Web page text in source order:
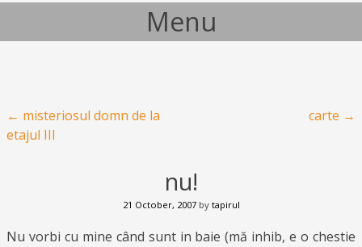
Menu
Post navigation
← misteriosul domn de la
etajul III
carte →
nu!
21 October, 2007by tapirul
Nu vorbi cu mine când sunt in baie (mă inhib, e o chestie